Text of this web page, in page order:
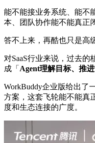
能不能接业务系统、能不
本、团队协作能不能真正
答不上来，再酷也只是高
对SaaS行业来说，过去
成「 Agent理解目标、推
WorkBuddy企业版给出了
方案，这套飞轮能不能真
度和生态连接的广度。